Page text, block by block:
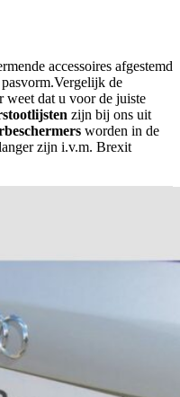
accessoires afgestemd
de
weet dat u voor de juiste
zijn bij ons uit
worden in de
zijn i.v.m. Brexit